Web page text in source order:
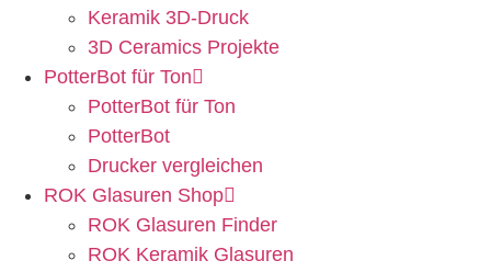
Keramik 3D-Druck
3D Ceramics Projekte
PotterBot für Ton
PotterBot für Ton
PotterBot
Drucker vergleichen
ROK Glasuren Shop
ROK Glasuren Finder
ROK Keramik Glasuren